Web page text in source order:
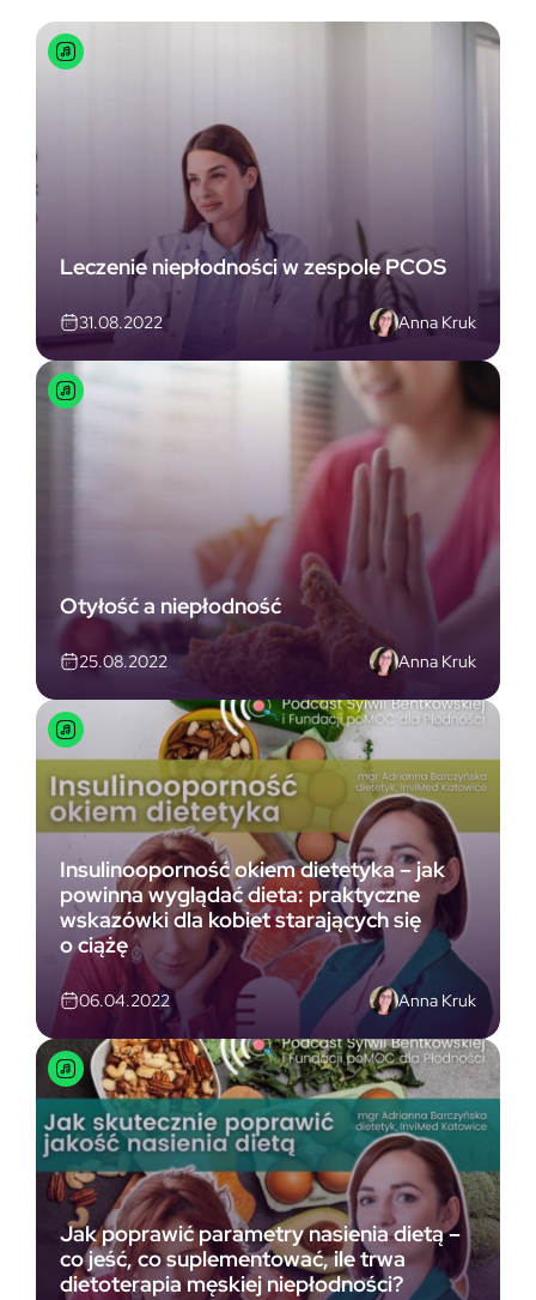
Leczenie niepłodności w zespole PCOS
31.08.2022 Anna Kruk
Otyłość a niepłodność
25.08.2022 Anna Kruk
Insulinooporność okiem dietetyka – jak
powinna wyglądać dieta: praktyczne
wskazówki dla kobiet starających się
o ciążę
06.04.2022 Anna Kruk
Jak poprawić parametry nasienia dietą –
co jeść, co suplementować, ile trwa
dietoterapia męskiej niepłodności?